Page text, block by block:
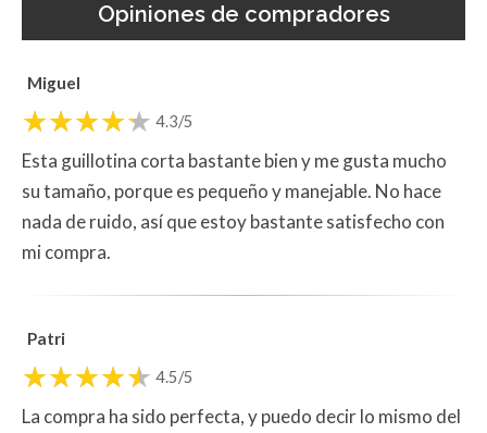
Opiniones de compradores
Miguel
4.3/5
Esta guillotina corta bastante bien y me gusta mucho
su tamaño, porque es pequeño y manejable. No hace
nada de ruido, así que estoy bastante satisfecho con
mi compra.
Patri
4.5/5
La compra ha sido perfecta, y puedo decir lo mismo del